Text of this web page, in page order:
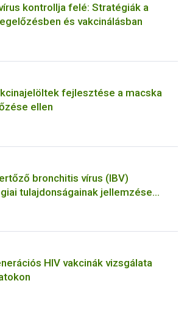
kontrollja felé: Stratégiák a
és vakcinálásban
fejlesztése a macska
ellen
bronchitis vírus (IBV)
tulajdonságainak jellemzése
biológiai eszközökkel
HIV vakcinák vizsgálata